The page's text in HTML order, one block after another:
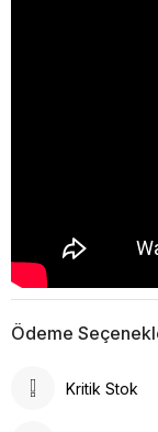
Ödeme
Kritik Stok